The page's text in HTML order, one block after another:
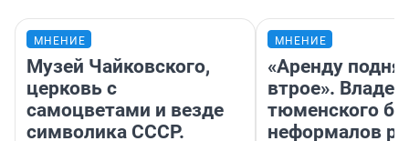
МНЕНИЕ
Музей Чайковского,
церковь с
самоцветами и везде
символика СССР.
МНЕНИЕ
«Аренду
втрое».
тюменского
неформалов